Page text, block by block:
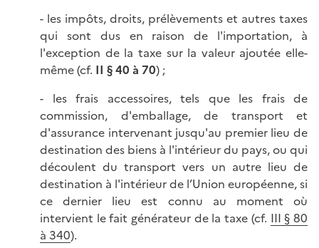
- les impôts, droits, prélèvements et autres taxes
qui sont dus en raison de l'importation, à
l'exception de la taxe sur la valeur ajoutée elle-
même (cf. II § 40 à 70) ;
- les frais accessoires, tels que les frais de
commission, d'emballage, de transport et
d'assurance intervenant jusqu'au premier lieu de
destination des biens à l'intérieur du pays, ou qui
découlent du transport vers un autre lieu de
destination à l'intérieur de l’Union européenne, si
ce dernier lieu est connu au moment où
intervient le fait générateur de la taxe (cf. III § 80
à 340).